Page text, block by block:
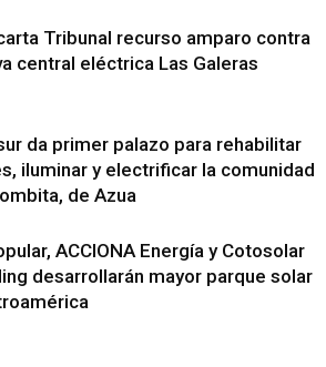
Tribunal recurso amparo contra
central eléctrica Las Galeras
da primer palazo para rehabilitar
iluminar y electrificar la comunidad
de Azua
ACCIONA Energía y Cotosolar
desarrollarán mayor parque solar